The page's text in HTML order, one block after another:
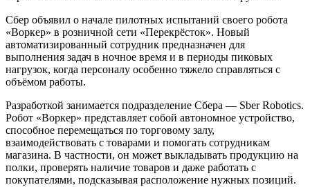
Сбер объявил о начале пилотных испытаний своего робота
«Воркер» в розничной сети «Перекрёсток». Новый
автоматизированный сотрудник предназначен для
выполнения задач в ночное время и в периоды пиковых
нагрузок, когда персоналу особенно тяжело справляться с
объёмом работы.
Разработкой занимается подразделение Сбера — Sber Robotics.
Робот «Воркер» представляет собой автономное устройство,
способное перемещаться по торговому залу,
взаимодействовать с товарами и помогать сотрудникам
магазина. В частности, он может выкладывать продукцию на
полки, проверять наличие товаров и даже работать с
покупателями, подсказывая расположение нужных позиций.